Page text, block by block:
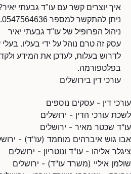
איך יוצרים קשר עם עו"ד גבעתי
ניתן להתקשר למספר 0547564636.
ניהול הפרופיל של עו"ד גבעתי יאיר
עסק זה טרם נוהל על ידי בעליו. בעלי
לדרוש בעלות, לעדכן את המידע
בפלטפורמה.
עורכי דין בירושלים
עורכי דין - עסקים נוספים
לשכת עורכי הדין - ירושלים
עו"ד שכטר מאיר - ירושלים
אבו גוש איברהים מוחמד (עו"ד) -
ציגלר אליהו - עו"ד ונוטריון - ירושלים
שולמן איליי (משרד עו"ד) - ירושלים